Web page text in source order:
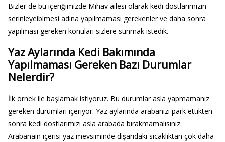
Bizler de bu içeriğimizde Mihav ailesi olarak kedi dostlarımızın
serinleyeiblmesi adına yapılmaması gerekenler ve daha sonra
yapılması gereken konuları sizlere sunmak istedik.
Yaz Aylarında Kedi Bakımında
Yapılmaması Gereken Bazı Durumlar
Nelerdir?
İlk örnek ile başlamak istiyoruz. Bu durumlar asla yapmamanız
gereken durumları içeriyor. Yaz aylarında arabanızı park ettikten
sonra kedi dostlarımızı asla arabada bırakmamalısınız.
Arabanaın içerisi yaz mevsiminde dışarıdaki sıcaklıktan çok daha